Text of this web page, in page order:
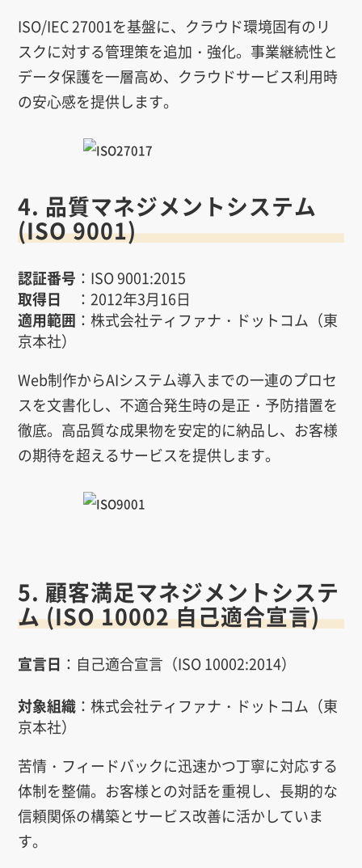
ISO/IEC 27001を基盤に、クラウド環境固有のリ
スクに対する管理策を追加・強化。事業継続性と
データ保護を一層高め、クラウドサービス利用時
の安心感を提供します。
4. 品質マネジメントシステム
(ISO 9001)
認証番号 ：ISO 9001:2015
取得日 ：2012年3月16日
適用範囲 ：株式会社ティファナ・ドットコム（東
京本社）
Web制作からAIシステム導入までの一連のプロセ
スを文書化し、不適合発生時の是正・予防措置を
徹底。高品質な成果物を安定的に納品し、お客様
の期待を超えるサービスを提供します。
5. 顧客満足マネジメントシステ
ム (ISO 10002 自己適合宣言)
宣言日 ：自己適合宣言（ISO 10002:2014）
対象組織 ：株式会社ティファナ・ドットコム（東
京本社）
苦情・フィードバックに迅速かつ丁寧に対応する
体制を整備。お客様との対話を重視し、長期的な
信頼関係の構築とサービス改善に活かしていま
す。